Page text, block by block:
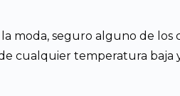
moda, seguro alguno de los
cualquier temperatura baja